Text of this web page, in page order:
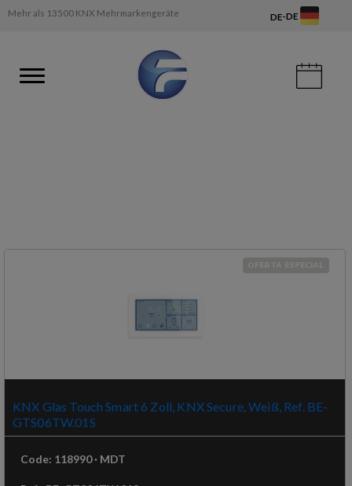
Mehr als 13500 KNX Mehrmarkengeräte DE-DE
KNX Glas Touch Smart 6 Zoll, KNX Secure, Weiß, Ref. BE-
GTS06TW.01S
Code: 118990· MDT